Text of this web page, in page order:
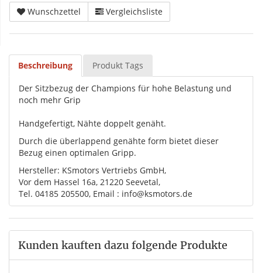
Wunschzettel Vergleichsliste
Beschreibung Produkt Tags
Der Sitzbezug der Champions für hohe Belastung und
noch mehr Grip
Handgefertigt, Nähte doppelt genäht.
Durch die überlappend genähte form bietet dieser
Bezug einen optimalen Gripp.
Hersteller: KSmotors Vertriebs GmbH,
Vor dem Hassel 16a, 21220 Seevetal,
Tel. 04185 205500, Email : info@ksmotors.de
Kunden kauften dazu folgende Produkte